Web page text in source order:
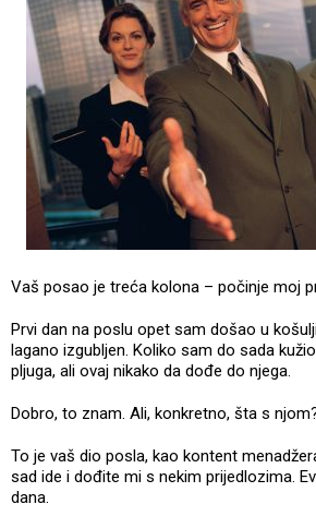
Vaš posao je treća kolona – počinje moj
Prvi dan na poslu opet sam došao u
lagano izgubljen. Koliko sam do sada
pljuga, ali ovaj nikako da dođe do njega.
Dobro, to znam. Ali, konkretno, šta s
To je vaš dio posla, kao kontent
sad ide i dođite mi s nekim prijedlozima.
dana.